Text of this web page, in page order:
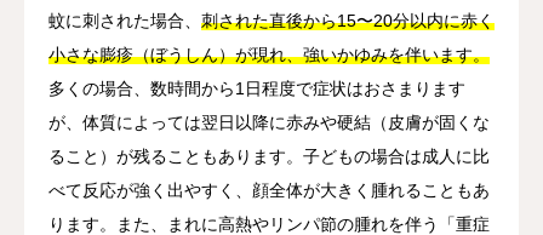
蚊に刺された場合、 刺された直後から15〜20分以内に赤く
小さな膨疹（ぼうしん）が現れ、強いかゆみを伴います。
多くの場合、数時間から1日程度で症状はおさまります
が、体質によっては翌日以降に赤みや硬結（皮膚が固くな
ること）が残ることもあります。子どもの場合は成人に比
べて反応が強く出やすく、顔全体が大きく腫れることもあ
ります。また、まれに高熱やリンパ節の腫れを伴う「重症